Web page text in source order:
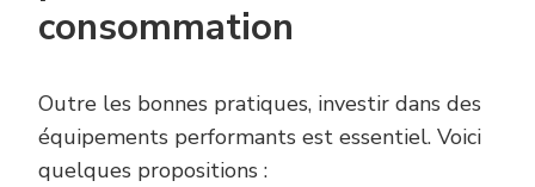
consommation
Outre les bonnes pratiques, investir dans des
équipements performants est essentiel. Voici
quelques propositions :